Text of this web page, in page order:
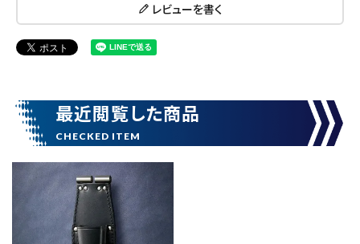
腰袋 バンスト展示品
カテゴリーから探す ブランドから探す
価格から探す
レビューを書く
最近閲覧した商品